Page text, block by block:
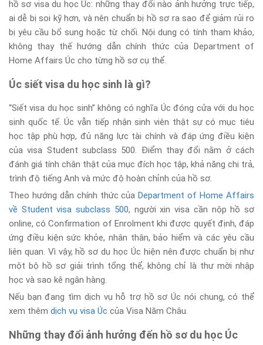
hồ sơ visa du học Úc: những thay đổi nào ảnh hưởng trực tiếp,
ai dễ bị soi kỹ hơn, và nên chuẩn bị hồ sơ ra sao để giảm rủi ro
bị yêu cầu bổ sung hoặc từ chối. Nội dung có tính tham khảo,
không thay thế hướng dẫn chính thức của Department of
Home Affairs Úc cho từng hồ sơ cụ thể.
Úc siết visa du học sinh là gì?
“Siết visa du học sinh” không có nghĩa Úc đóng cửa với du học
sinh quốc tế. Úc vẫn tiếp nhận sinh viên thật sự có mục tiêu
học tập phù hợp, đủ năng lực tài chính và đáp ứng điều kiện
của visa Student subclass 500. Điểm thay đổi nằm ở cách
đánh giá tính chân thật của mục đích học tập, khả năng chi trả,
trình độ tiếng Anh và mức độ hoàn chỉnh của hồ sơ.
Theo hướng dẫn chính thức của Department of Home Affairs
về Student visa subclass 500, người xin visa cần nộp hồ sơ
online, có Confirmation of Enrolment khi được quyết định, đáp
ứng điều kiện sức khỏe, nhân thân, bảo hiểm và các yêu cầu
liên quan. Vì vậy, hồ sơ du học Úc hiện nên được chuẩn bị như
một bộ hồ sơ giải trình tổng thể, không chỉ là thư mời nhập
học và sao kê ngân hàng.
Nếu bạn đang tìm dịch vụ hỗ trợ hồ sơ Úc nói chung, có thể
xem thêm dịch vụ visa Úc của Visa Năm Châu.
Những thay đổi ảnh hưởng đến hồ sơ du học Úc